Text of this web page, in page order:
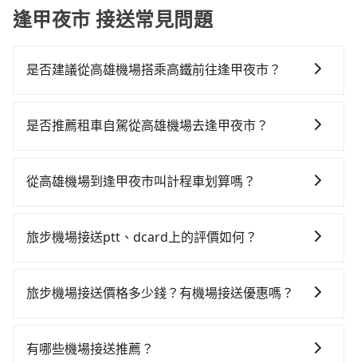
逢甲夜市 接送常見問題
是否建議從高雄機場搭乘高鐵前往逢甲夜市？
省時、較貴！從最早05:50一直到22:55，左營-台中一天
元、車程約29分鐘。抵達高鐵站後，步行進站、現場購
價790元，再用10分鐘出站、等待車站前排班的計程
時13分鐘，假設3位同行，高鐵加轉乘之平均每人花費為
動確實搭乘高鐵可以比坐車快0分鐘，但卻要額外支出約
是否推薦租車自駕從高雄機場去逢甲夜市？
時不需要閉目養神（因為要自己開車），最重要的是你
$115~205承租小轎車，每公里再額外加收$3.2，從高雄
回），雖已將eTag和可能的每小時40元路邊停車費用預
Yaris、Prius C、Vios這類乘坐體驗較差的車款，如果人
從高雄機場到逢甲夜市叫計程車划算嗎？
灣大車隊、Uber、Line Taxi、Yoxi等。依照里程跳錶計
tripool都是你從高雄機場到逢甲夜市的最佳選擇。
旅步機場接送ptt、dcard上的評價如何？
於旅步的價格透明、服務可靠以及司機親切且專業態度
旅步機場接送價格多少錢？有機場接送優惠嗎？
以在旅步官網或APP上輸入起點和目的地來試算價格。
有哪些機場接送推薦？